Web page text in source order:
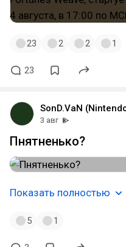
23 2 2 1
23
SonD.VaN
3 авг
Пнятненько?
Показать полностью
5 1